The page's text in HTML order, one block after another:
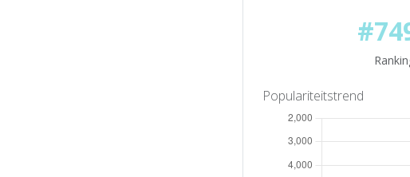
Populariteitstrend